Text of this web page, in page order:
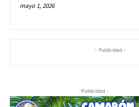
mayo 1, 2026
- Publicidad -
-Publicidad -